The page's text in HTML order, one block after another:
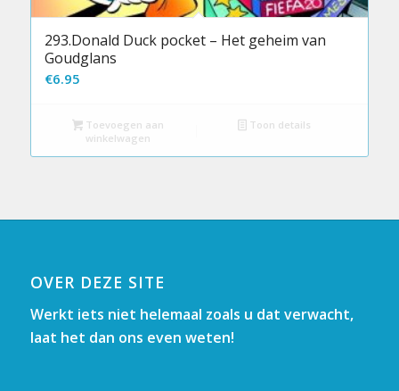
293.Donald Duck pocket – Het geheim van
Goudglans
€6.95
Toevoegen aan
winkelwagen
Toon details
OVER DEZE SITE
Werkt iets niet helemaal zoals u dat verwacht,
laat het dan ons even weten!